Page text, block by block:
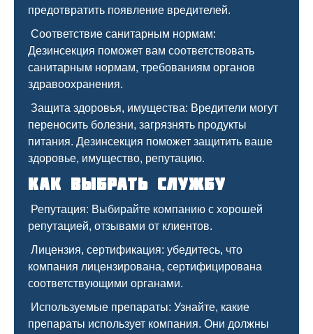
предотвратить появление вредителей.
Соответствие санитарным нормам:
Дезинсекция поможет вам соответствовать
санитарным нормам, требованиям органов
здравоохранения.
Защита здоровья, имущества: Вредители могут
переносить болезни, загрязнять продукты
питания. Дезинсекция поможет защитить ваше
здоровье, имущество, репутацию.
Как выбрать службу
Репутация: Выбирайте компанию с хорошей
репутацией, отзывами от клиентов.
Лицензия, сертификация: убедитесь, что
компания лицензирована, сертифицирована
соответствующими органами.
Используемые препараты: Узнайте, какие
препараты использует компания. Они должны